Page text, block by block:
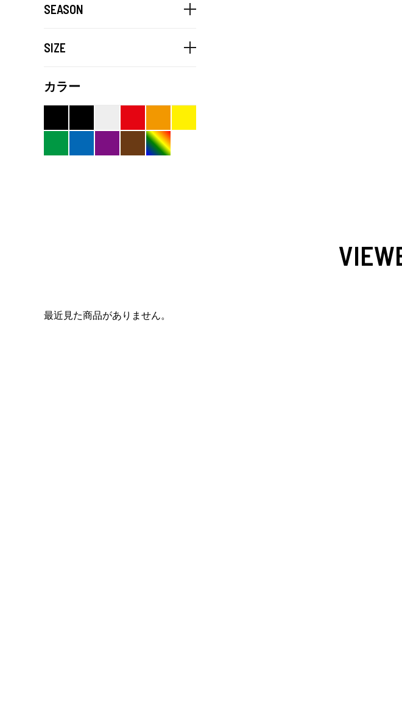
SEASON
SIZE
カラー
最近見た商品がありません。